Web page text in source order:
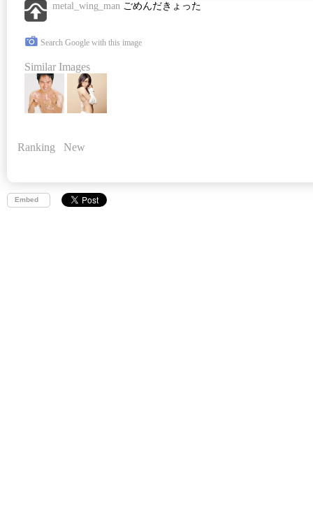
metal_wing_man ごめんだきょった
Search Google with this image
Similar Images
Ranking New
Embed